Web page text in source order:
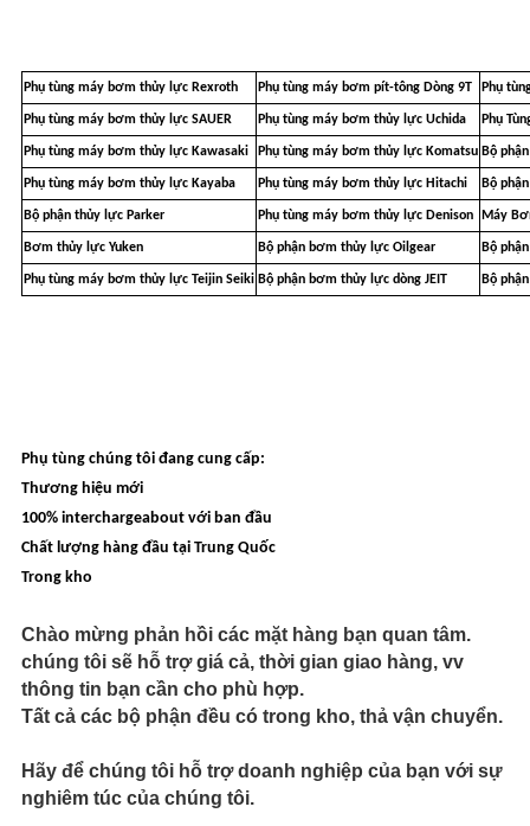
Phụ tùng máy bơm thủy lực Rexroth Phụ tùng máy bơm pít-tông Dòng 9T Phụ
Phụ tùng máy bơm thủy lực SAUER Phụ tùng máy bơm thủy lực Uchida Phụ
Phụ tùng máy bơm thủy lực Kawasaki Phụ tùng máy bơm thủy lực Komatsu Bộ
Phụ tùng máy bơm thủy lực Kayaba Phụ tùng máy bơm thủy lực Hitachi Bộ
Bộ phận thủy lực Parker Phụ tùng máy bơm thủy lực Denison Máy
Bơm thủy lực Yuken Bộ phận bơm thủy lực Oilgear Bộ
Phụ tùng máy bơm thủy lực Teijin Seiki Bộ phận bơm thủy lực dòng JEIT Bộ
Phụ tùng chúng tôi đang cung cấp:
Thương hiệu mới
100% interchargeabout với ban đầu
Chất lượng hàng đầu tại Trung Quốc
Trong kho
Chào mừng phản hồi các mặt hàng bạn quan tâm.
chúng tôi sẽ hỗ trợ giá cả, thời gian giao hàng, vv
thông tin bạn cần cho phù hợp.
Tất cả các bộ phận đều có trong kho, thả vận chuyển.
Hãy để chúng tôi hỗ trợ doanh nghiệp của bạn với sự
nghiêm túc của chúng tôi.